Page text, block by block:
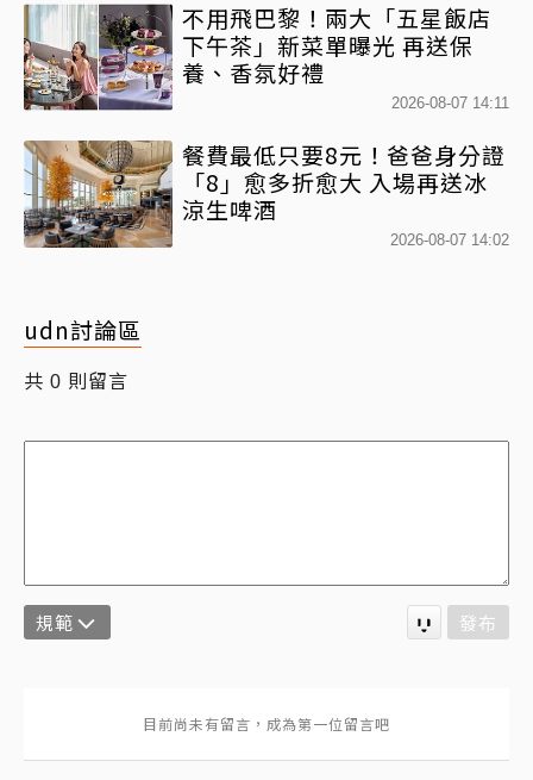
不用飛巴黎！兩大「五星飯店
下午茶」新菜單曝光 再送保
養、香氛好禮
2026-08-07 14:11
餐費最低只要8元！爸爸身分證
「8」愈多折愈大 入場再送冰
涼生啤酒
2026-08-07 14:02
udn討論區
共 0 則留言
規範 發布